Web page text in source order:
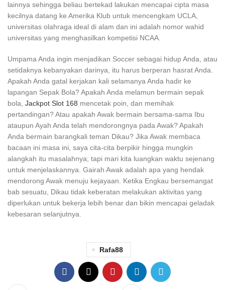
lainnya sehingga beliau bertekad lakukan mencapai cipta masa
kecilnya datang ke Amerika Klub untuk mencengkam UCLA,
universitas olahraga ideal di alam dan ini adalah nomor wahid
universitas yang menghasilkan kompetisi NCAA.
Umpama Anda ingin menjadikan Soccer sebagai hidup Anda, atau
setidaknya kebanyakan darinya, itu harus berperan hasrat Anda.
Apakah Anda gatal kerjakan kali selamanya Anda hadir ke
lapangan Sepak Bola? Apakah Anda melamun bermain sepak
bola, Jackpot Slot 168 mencetak poin, dan memihak
pertandingan? Atau apakah Awak bermain bersama-sama Ibu
ataupun Ayah Anda telah mendorongnya pada Awak? Apakah
Anda bermain barangkali teman Dikau? Jika Awak membaca
bacaan ini masa ini, saya cita-cita berpikir hingga mungkin
alangkah itu masalahnya; tapi mari kita luangkan waktu sejenang
untuk menjelaskannya. Gairah Awak adalah apa yang hendak
mendorong Awak menuju kejayaan. Ketika Engkau bersemangat
bab sesuatu, Dikau tidak keberatan melakukan aktivitas yang
diperlukan untuk bekerja lebih benar dan bikin mencapai geladak
kebesaran selanjutnya.
Rafa88